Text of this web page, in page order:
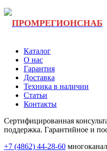
ПРОМРЕГИОНСНАБ
Каталог
О нас
Гарантия
Доставка
Техника в наличии
Статьи
Контакты
Сертифицированная
поддержка. Гарантийное и
+7 (4862) 44-28-60